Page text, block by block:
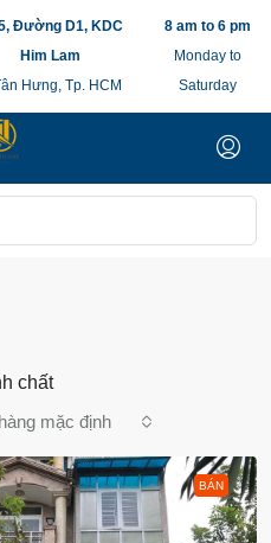
Đường D1, KDC
Him Lam
Hưng, Tp. HCM
8 am to 6 pm
Monday to
Saturday
chất
mặc định
BÁN